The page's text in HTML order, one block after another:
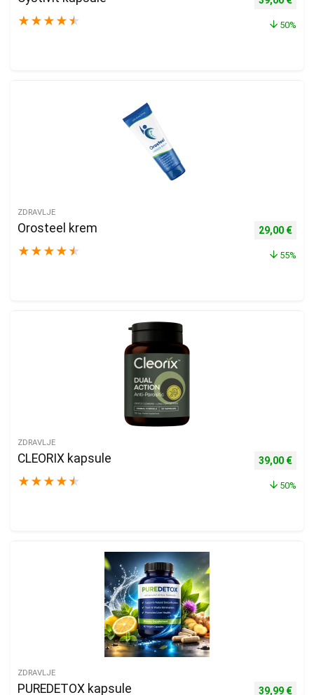
★ ★ ★ ★ ★ 50%
ZDRAVLJE
Orosteel krem
★ ★ ★ ★ ★
Izvorna
29,00 €
55%
ZDRAVLJE
CLEORIX kapsule
★ ★ ★ ★ ★
Izvorna
39,00 €
50%
ZDRAVLJE
PUREDETOX kapsule Izvorna
39,99 €